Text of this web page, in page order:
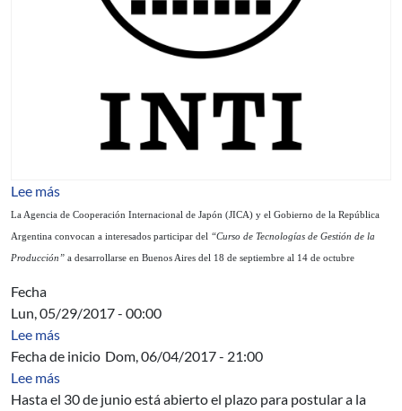
Lee mássobre Tecnologías de Gestión de la Producción en
La Agencia de Cooperación Internacional de Japón (JICA) y el Gobierno de la República
Argentina convocan a interesados participar del “Curso de Tecnologías de Gestión de la
Producción” a desarrollarse en Buenos Aires del 18 de septiembre al 14 de octubre
Fecha
Lun, 05/29/2017 - 00:00
Lee mássobre Acta directiva
Fecha de inicio Dom, 06/04/2017 - 21:00
Lee mássobre Tryolabs becará a estudiante de Ingeniería en
Hasta el 30 de junio está abierto el plazo para postular a la